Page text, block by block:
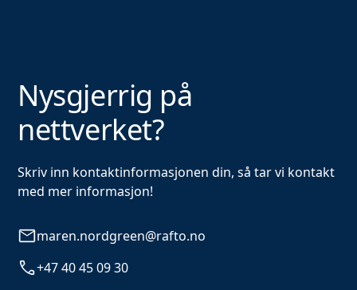
Nysgjerrig på
nettverket?
Skriv inn kontaktinformasjonen din, så tar vi kontakt
med mer informasjon!
maren.nordgreen@rafto.no
+47 40 45 09 30